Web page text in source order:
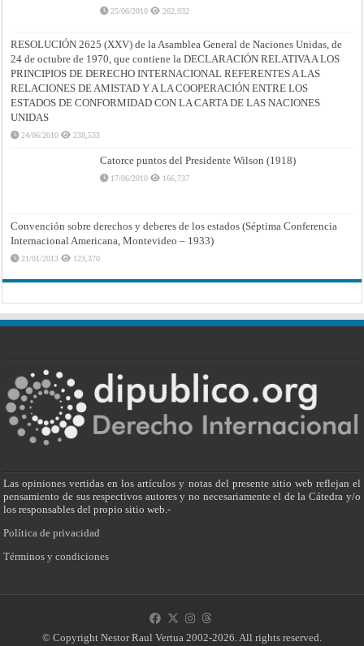
25/06/2010 262,932
RESOLUCIÓN 2625 (XXV) de la Asamblea General de Naciones Unidas, de
24 de octubre de 1970, que contiene la DECLARACIÓN RELATIVA A LOS
PRINCIPIOS DE DERECHO INTERNACIONAL REFERENTES A LAS
RELACIONES DE AMISTAD Y A LA COOPERACIÓN ENTRE LOS
ESTADOS DE CONFORMIDAD CON LA CARTA DE LAS NACIONES
UNIDAS
24/06/2010 238,533
Catorce puntos del Presidente Wilson (1918)
17/06/2010 166,737
Convención sobre derechos y deberes de los estados (Séptima Conferencia
Internacional Americana, Montevideo – 1933)
21/01/2013 123,370
Las opiniones vertidas en los artículos y notas del presente sitio web reflejan el
pensamiento de sus respectivos autores y no necesariamente el de la Cátedra y/o
los responsables del propio sitio web.-
Política de privacidad
Términos y condiciones
© Copyright Nestor Raul Vertua 2002-2026. All rights reserved.